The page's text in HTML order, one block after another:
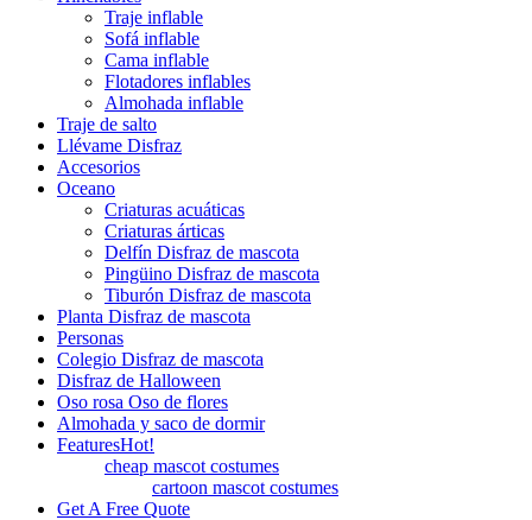
Traje inflable
Sofá inflable
Cama inflable
Flotadores inflables
Almohada inflable
Traje de salto
Llévame Disfraz
Accesorios
Oceano
Criaturas acuáticas
Criaturas árticas
Delfín Disfraz de mascota
Pingüino Disfraz de mascota
Tiburón Disfraz de mascota
Planta Disfraz de mascota
Personas
Colegio Disfraz de mascota
Disfraz de Halloween
Oso rosa Oso de flores
Almohada y saco de dormir
FeaturesHot!
cheap mascot costumes
cartoon mascot costumes
Get A Free Quote